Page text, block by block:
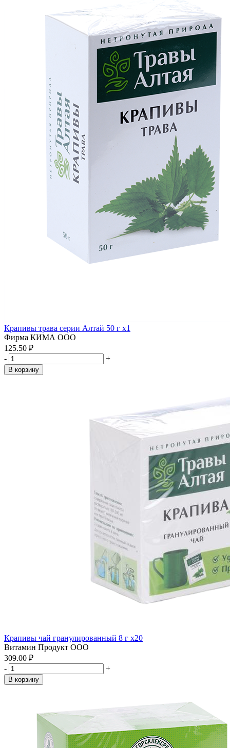
Крапивы трава серии Алтай 50 г x1
Фирма КИМА ООО
125.50 ₽
-
+
В корзину
Крапивы чай гранулированный 8 г x20
Витамин Продукт ООО
309.00 ₽
-
+
В корзину